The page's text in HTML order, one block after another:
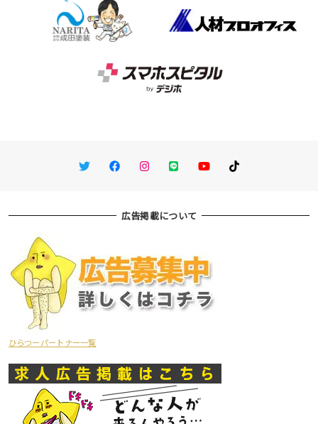
TwitterFacebookInstagram
LINE You TubeTikTok
広告掲載について
ひらつーパートナー一覧